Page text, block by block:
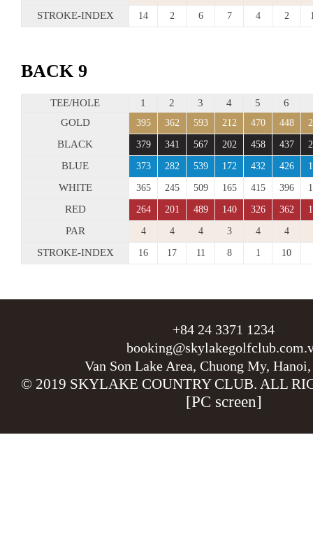
STROKE-INDEX 14 2 6 7 4 2
BACK 9
TEE/HOLE 1 2 3 4 5 6
GOLD
395 362 593 212 470 448
BLACK 379 341 567 202 458 437
BLUE 373 282 539 172 432 426
WHITE 365 245 509 165 415 396
RED 264 201 489 140 326 362
PAR 4 4 4 3 4 4
STROKE-INDEX 16 17 11 8 1 10
+84 24 3371 1234
Van Son Lake Area, Chuong My,
© 2019 SKYLAKE COUNTRY CLUB. ALL
[PC screen]